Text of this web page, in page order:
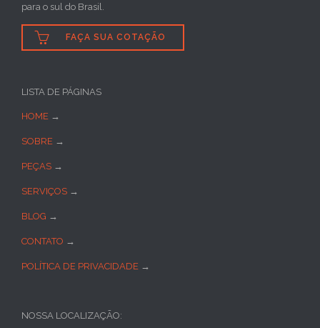
para o sul do Brasil.
 FAÇA SUA COTAÇÃO
LISTA DE PÁGINAS
HOME →
SOBRE →
PEÇAS →
SERVIÇOS →
BLOG →
CONTATO →
POLÍTICA DE PRIVACIDADE →
NOSSA LOCALIZAÇÃO: